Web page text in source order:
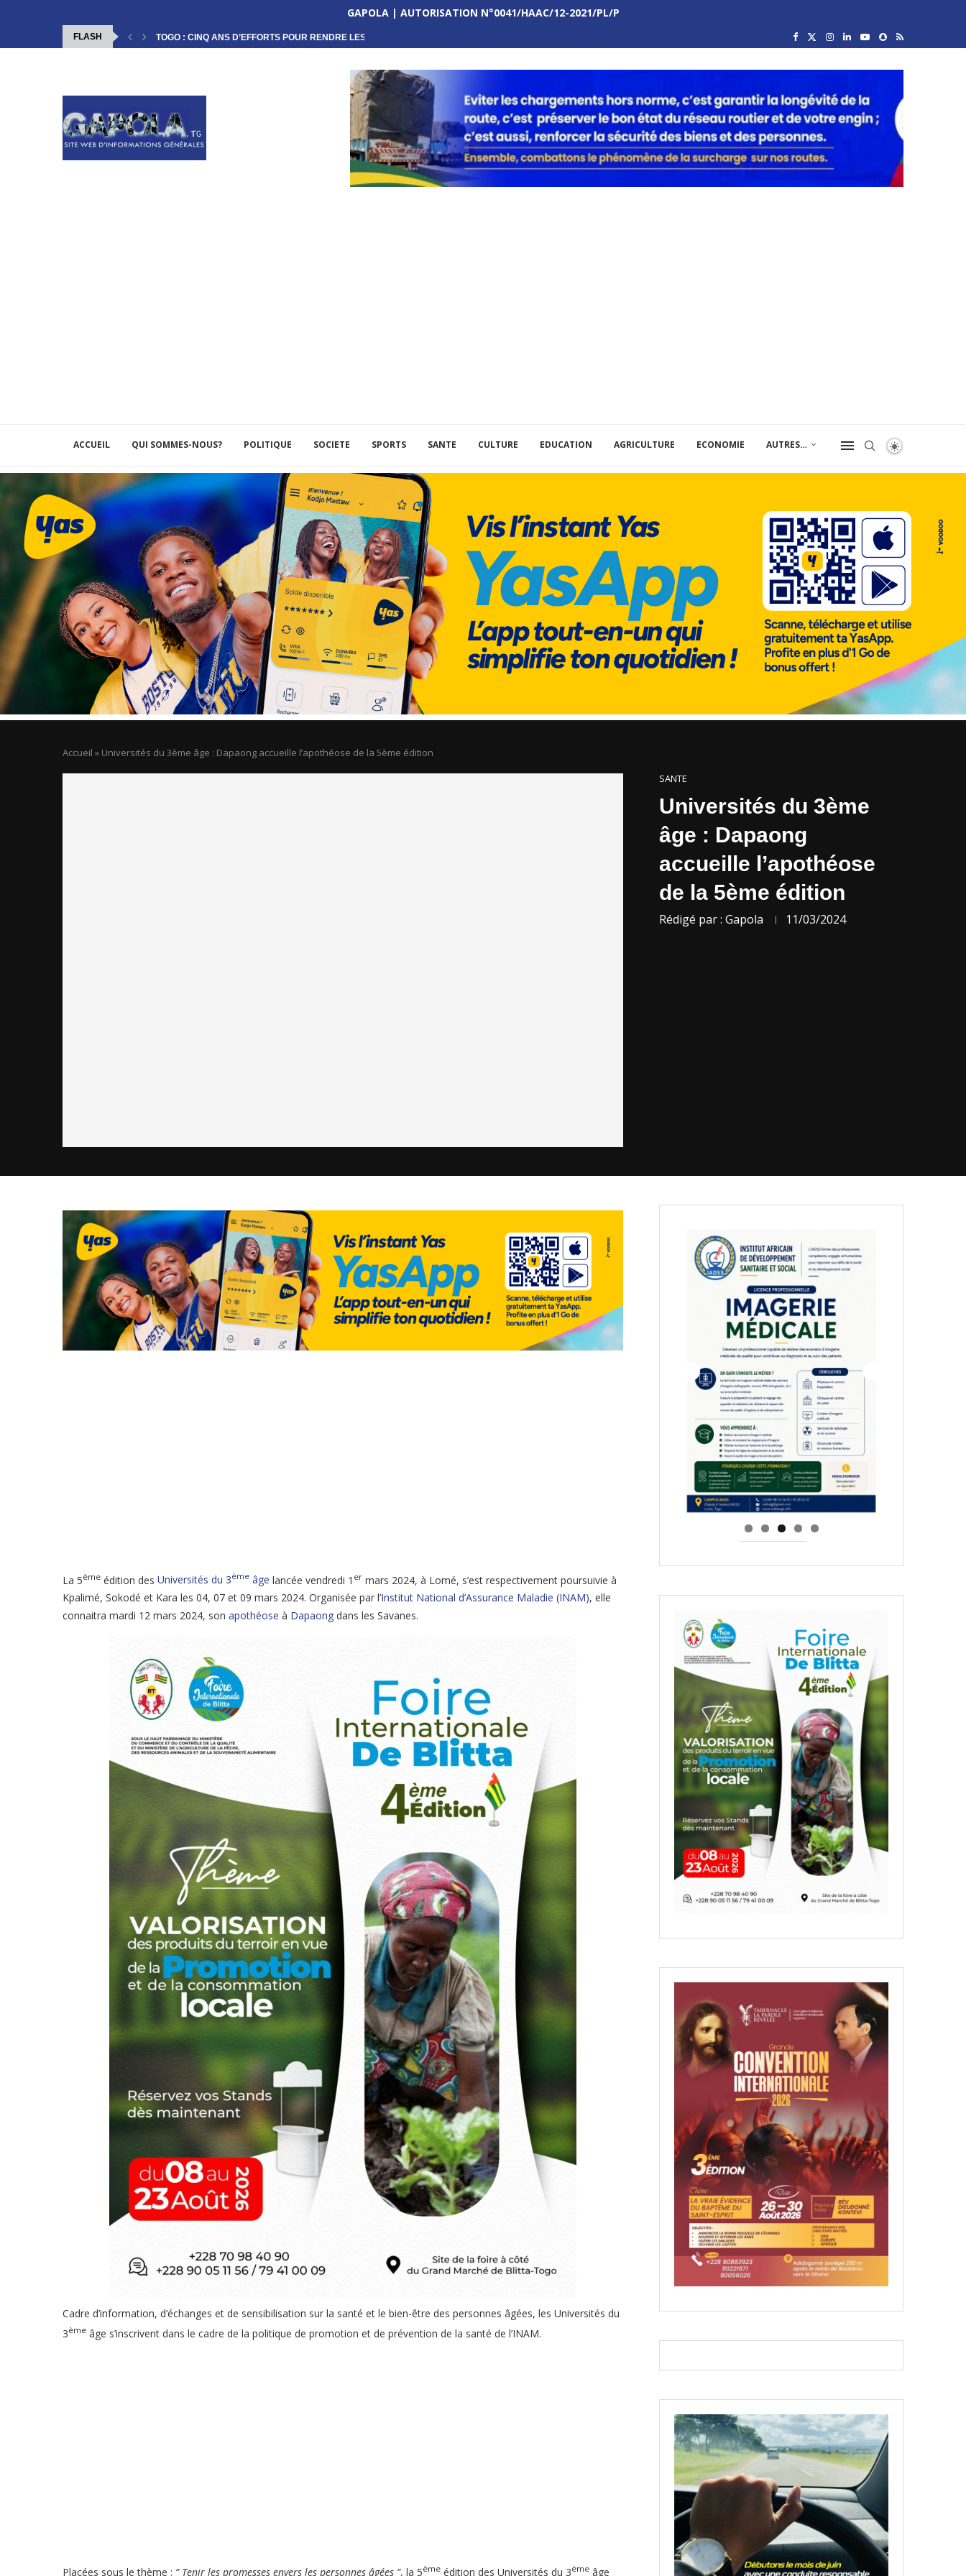
GAPOLA | AUTORISATION N°0041/HAAC/12-2021/PL/P
FLASH TOGO : CINQ ANS D’EFFORTS POUR RENDRE LES...
ACCUEIL QUI SOMMES-NOUS? POLITIQUE SOCIETE SPORTS SANTE CULTURE EDUCATION AGRICULTURE ECONOMIE AUTRES…
Accueil » Universités du 3ème âge : Dapaong accueille l’apothéose de la 5ème édition
SANTE
Universités du 3ème
âge : Dapaong
accueille l’apothéose
de la 5ème édition
Rédigé par : Gapola 11/03/2024
La 5ème édition des Universités du 3ème âge lancée vendredi 1 er mars 2024, à Lomé, s’est respectivement poursuivie à
Kpalimé, Sokodé et Kara les 04, 07 et 09 mars 2024. Organisée par l’Institut National d’Assurance Maladie (INAM), elle
connaitra mardi 12 mars 2024, son apothéose à Dapaong dans les Savanes.
Cadre d’information, d’échanges et de sensibilisation sur la santé et le bien-être des personnes âgées, les Universités du
3ème âge s’inscrivent dans le cadre de la politique de promotion et de prévention de la santé de l’INAM.
Placées sous le thème : ” Tenir les promesses envers les personnes âgées ”, la 5ème édition des Universités du 3ème âge